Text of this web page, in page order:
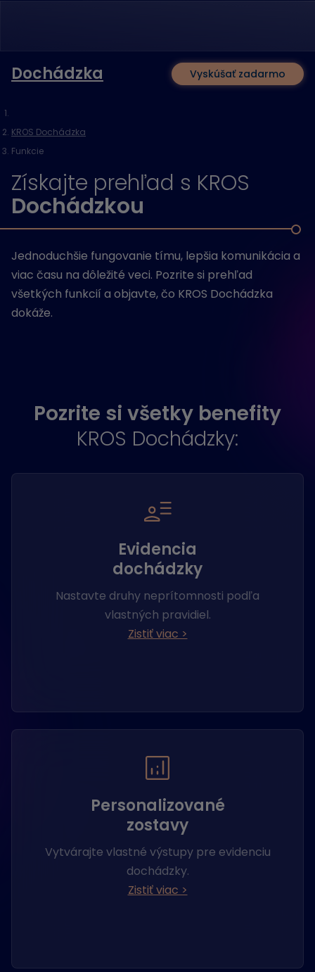
Dochádzka Vyskúšať zadarmo
KROS Dochádzka
Funkcie
Získajte prehľad s KROS
Dochádzkou
Jednoduchšie fungovanie tímu, lepšia komunikácia a
viac času na dôležité veci. Pozrite si prehľad
všetkých funkcií a objavte, čo KROS Dochádzka
dokáže.
Pozrite si všetky benefity
KROS Dochádzky:
Evidencia
dochádzky
Nastavte druhy neprítomnosti podľa
vlastných pravidiel.
Zistiť viac >
Personalizované
zostavy
Vytvárajte vlastné výstupy pre evidenciu
dochádzky.
Zistiť viac >